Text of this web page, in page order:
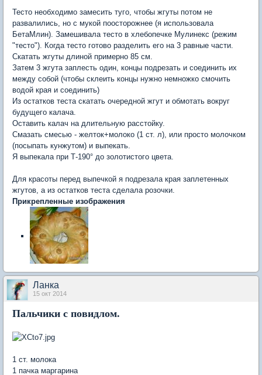
Тесто необходимо замесить туго, чтобы жгуты потом не
развалились, но с мукой поосторожнее (я использовала
БетаМлин). Замешивала тесто в хлебопечке Мулинекс (режим
"тесто"). Когда тесто готово разделить его на 3 равные части.
Скатать жгуты длиной примерно 85 см.
Затем 3 жгута заплесть один, концы подрезать и соединить их
между собой (чтобы склеить концы нужно немножко смочить
водой края и соединить)
Из остатков теста скатать очередной жгут и обмотать вокруг
будущего калача.
Оставить калач на длительную расстойку.
Смазать смесью - желток+молоко (1 ст. л), или просто молочком
(посыпать кунжутом) и выпекать.
Я выпекала при Т-190° до золотистого цвета.
Для красоты перед выпечкой я подрезала края заплетенных
жгутов, а из остатков теста сделала розочки.
Прикрепленные изображения
Ланка
15 окт 2014
Пальчики с повидлом.
1 ст. молока
1 пачка маргарина